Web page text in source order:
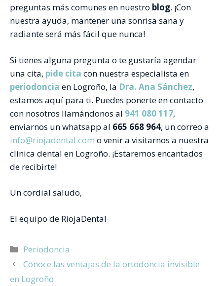
preguntas más comunes en nuestro blog. ¡Con
nuestra ayuda, mantener una sonrisa sana y
radiante será más fácil que nunca!
Si tienes alguna pregunta o te gustaría agendar
una cita, pide cita con nuestra especialista en
periodoncia en Logroño, la Dra. Ana Sánchez,
estamos aquí para ti. Puedes ponerte en contacto
con nosotros llamándonos al 941 080 117,
enviarnos un whatsapp al 665 668 964, un correo a
info@riojadental.com o venir a visitarnos a nuestra
clínica dental en Logroño. ¡Estaremos encantados
de recibirte!
Un cordial saludo,
El equipo de RiojaDental
Categorías
Periodoncia
Conoce las ventajas de la ortodoncia invisible
en Logroño